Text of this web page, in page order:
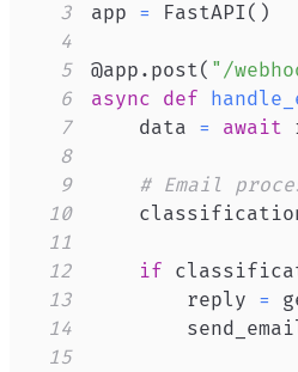
3
app = FastAPI( )
4
5
@app . post( "/
6
async def
7
    data
= await
8
9
# Email
10
11
12
if
13
        reply
=
14
15